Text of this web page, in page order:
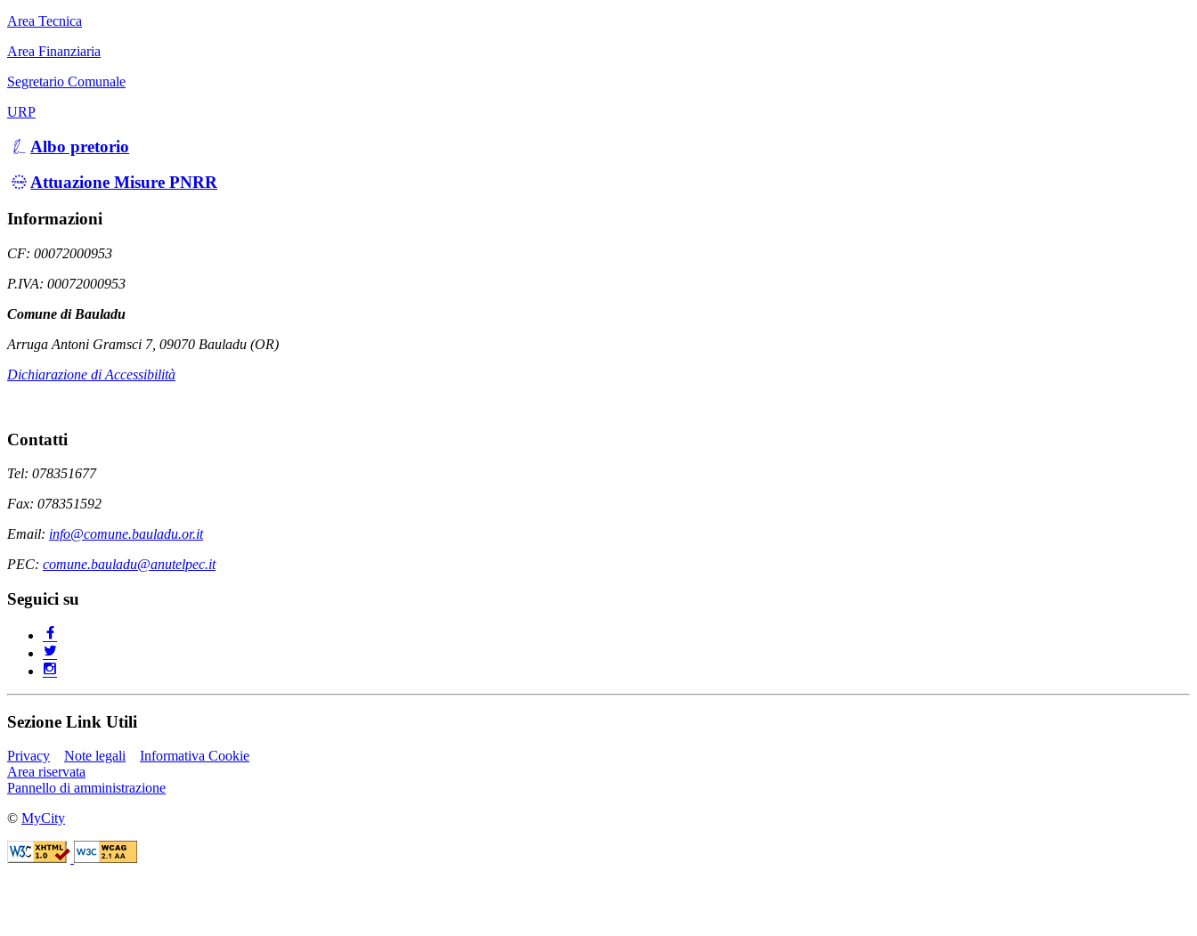
Area Tecnica
Area Finanziaria
Segretario Comunale
URP
Albo pretorio
Attuazione Misure PNRR
Informazioni
CF: 00072000953
P.IVA: 00072000953
Comune di Bauladu
Arruga Antoni Gramsci 7, 09070 Bauladu (OR)
Dichiarazione di Accessibilità
Contatti
Tel: 078351677
Fax: 078351592
Email: info@comune.bauladu.or.it
PEC: comune.bauladu@anutelpec.it
Seguici su
Sezione Link Utili
Privacy Note legali
Informativa Cookie
Area riservata
Pannello di amministrazione
© MyCity